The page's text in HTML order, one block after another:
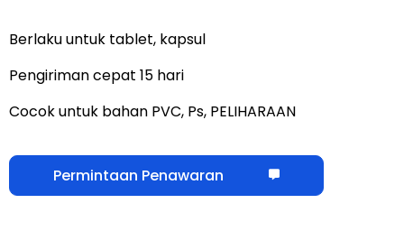
Berlaku untuk tablet, kapsul
Pengiriman cepat 15 hari
Cocok untuk bahan PVC, Ps, PELIHARAAN
Permintaan Penawaran